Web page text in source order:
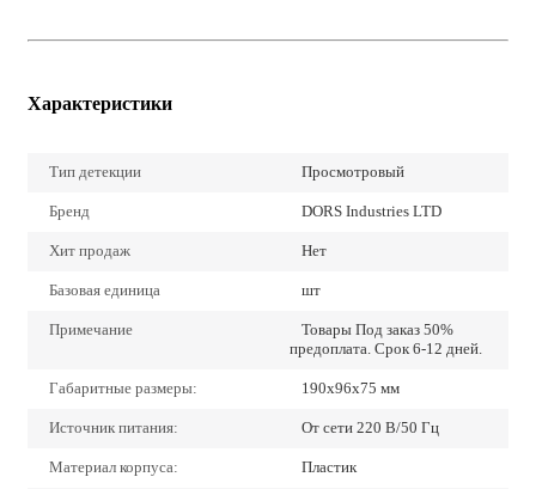
Характеристики
Тип детекции Просмотровый
Бренд DORS Industries LTD
Хит продаж Нет
Базовая единица шт
Примечание
Товары Под заказ 50%
предоплата. Срок 6-12 дней.
Габаритные размеры: 190х96х75 мм
Источник питания: От сети 220 В/50 Гц
Материал корпуса: Пластик